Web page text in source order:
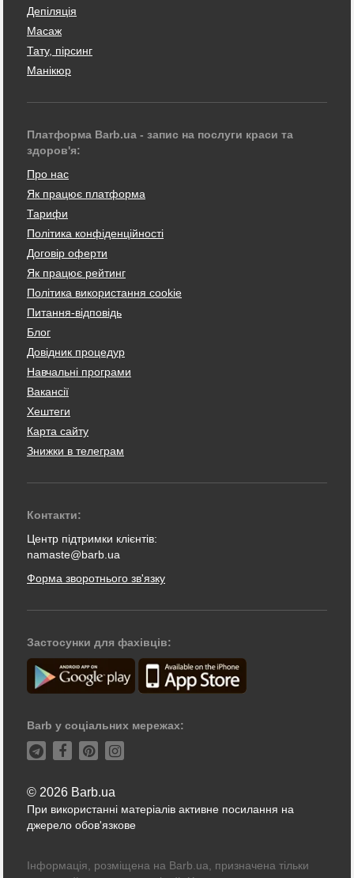
Депіляція
Масаж
Тату, пірсинг
Манікюр
Платформа Barb.ua - запис на послуги краси та
здоров'я:
Про нас
Як працює платформа
Тарифи
Політика конфіденційності
Договір оферти
Як працює рейтинг
Політика використання cookie
Питання-відповідь
Блог
Довідник процедур
Навчальні програми
Вакансії
Хештеги
Карта сайту
Знижки в телеграм
Контакти:
Центр підтримки клієнтів:
namaste@barb.ua
Форма зворотнього зв'язку
Застосунки для фахівців:
Barb у соціальних мережах:
© 2026 Barb.ua
При використанні матеріалів активне посилання на
джерело обов'язкове
Інформація, розміщена на Barb.ua, призначена тільки